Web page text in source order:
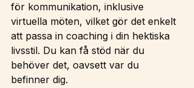
för kommunikation, inklusive
virtuella möten, vilket gör det enkelt
att passa in coaching i din hektiska
livsstil. Du kan få stöd när du
behöver det, oavsett var du
befinner dig.